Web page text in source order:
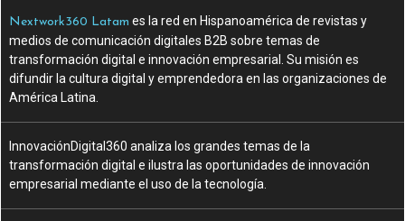
Nextwork360 Latam es la red en Hispanoamérica de revistas y
medios de comunicación digitales B2B sobre temas de
transformación digital e innovación empresarial. Su misión es
difundir la cultura digital y emprendedora en las organizaciones de
América Latina.
InnovaciónDigital360 analiza los grandes temas de la
transformación digital e ilustra las oportunidades de innovación
empresarial mediante el uso de la tecnología.